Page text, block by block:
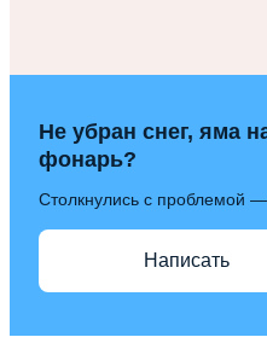
Не убран снег, яма
фонарь?
Столкнулись с проблемой
Написать